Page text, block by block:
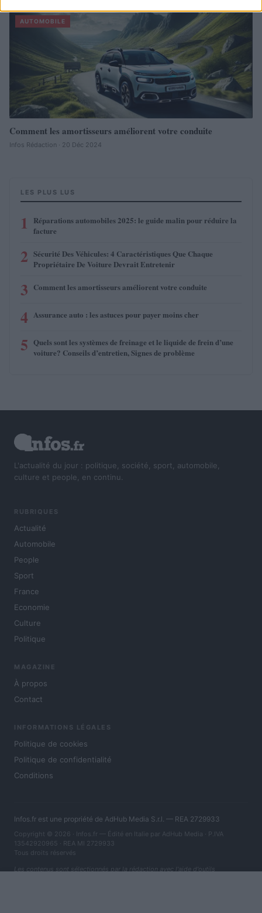
AUTOMOBILE
Comment les amortisseurs améliorent votre conduite
Infos Rédaction · 20 Déc 2024
LES PLUS LUS
1
Réparations automobiles 2025: le guide malin pour réduire la
facture
2 Sécurité Des Véhicules: 4 Caractéristiques Que Chaque
Propriétaire De Voiture Devrait Entretenir
3 Comment les amortisseurs améliorent votre conduite
4 Assurance auto : les astuces pour payer moins cher
5 Quels sont les systèmes de freinage et le liquide de frein d’une
voiture? Conseils d’entretien, Signes de problème
L'actualité du jour : politique, société, sport, automobile,
culture et people, en continu.
RUBRIQUES
Actualité
Automobile
People
Sport
France
Economie
Culture
Politique
MAGAZINE
À propos
Contact
INFORMATIONS LÉGALES
Politique de cookies
Politique de confidentialité
Conditions
Infos.fr est une propriété de AdHub Media S.r.l. — REA 2729933
Copyright © 2026 · Infos.fr — Édité en Italie par AdHub Media · P.IVA
13542920965 · REA MI 2729933
Tous droits réservés
Les contenus sont sélectionnés par la rédaction avec l'aide d'outils